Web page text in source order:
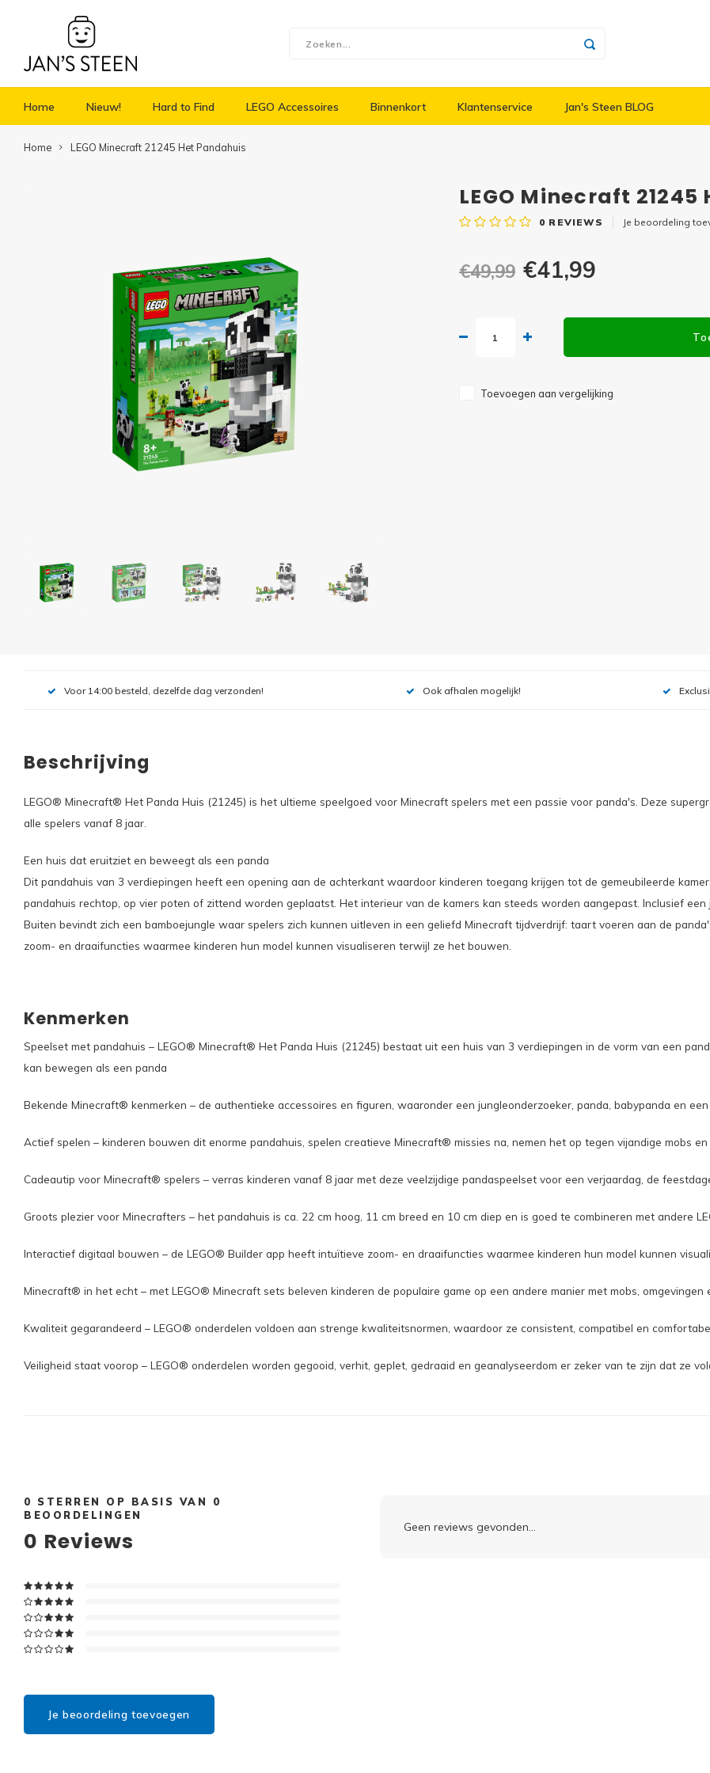
Home Nieuw! Hard to Find LEGO Accessoires Binnenkort Klantenservice Jan's Steen BLOG
Home LEGO Minecraft 21245 Het Pandahuis
LEGO Minecraft
0 REVIEWS Je beoordeling
€49,99 €41,99
Toevoegen aan vergelijking
Voor 14:00 besteld, dezelfde dag verzonden! Ook afhalen mogelijk!
Beschrijving
LEGO® Minecraft® Het Panda Huis (21245) is het ultieme speelgoed voor Minecraft spelers met een passie voor panda's. Deze
alle spelers vanaf 8 jaar.
Een huis dat eruitziet en beweegt als een panda
Dit pandahuis van 3 verdiepingen heeft een opening aan de achterkant waardoor kinderen toegang krijgen tot de gemeubileerde
pandahuis rechtop, op vier poten of zittend worden geplaatst. Het interieur van de kamers kan steeds worden aangepast. Inclusief
Buiten bevindt zich een bamboejungle waar spelers zich kunnen uitleven in een geliefd Minecraft tijdverdrijf: taart voeren aan de
zoom- en draaifuncties waarmee kinderen hun model kunnen visualiseren terwijl ze het bouwen.
Kenmerken
Speelset met pandahuis – LEGO® Minecraft® Het Panda Huis (21245) bestaat uit een huis van 3 verdiepingen in de vorm van een
kan bewegen als een panda
Bekende Minecraft® kenmerken – de authentieke accessoires en figuren, waaronder een jungleonderzoeker, panda, babypanda en
Actief spelen – kinderen bouwen dit enorme pandahuis, spelen creatieve Minecraft® missies na, nemen het op tegen vijandige mobs
Cadeautip voor Minecraft® spelers – verras kinderen vanaf 8 jaar met deze veelzijdige pandaspeelset voor een verjaardag, de
Groots plezier voor Minecrafters – het pandahuis is ca. 22 cm hoog, 11 cm breed en 10 cm diep en is goed te combineren met andere
Interactief digitaal bouwen – de LEGO® Builder app heeft intuïtieve zoom- en draaifuncties waarmee kinderen hun model kunnen
Minecraft® in het echt – met LEGO® Minecraft sets beleven kinderen de populaire game op een andere manier met mobs,
Kwaliteit gegarandeerd – LEGO® onderdelen voldoen aan strenge kwaliteitsnormen, waardoor ze consistent, compatibel en
Veiligheid staat voorop – LEGO® onderdelen worden gegooid, verhit, geplet, gedraaid en geanalyseerdom er zeker van te zijn dat ze
0 STERREN OP BASIS VAN 0
BEOORDELINGEN
0 Reviews
Je beoordeling toevoegen
Geen reviews gevonden...